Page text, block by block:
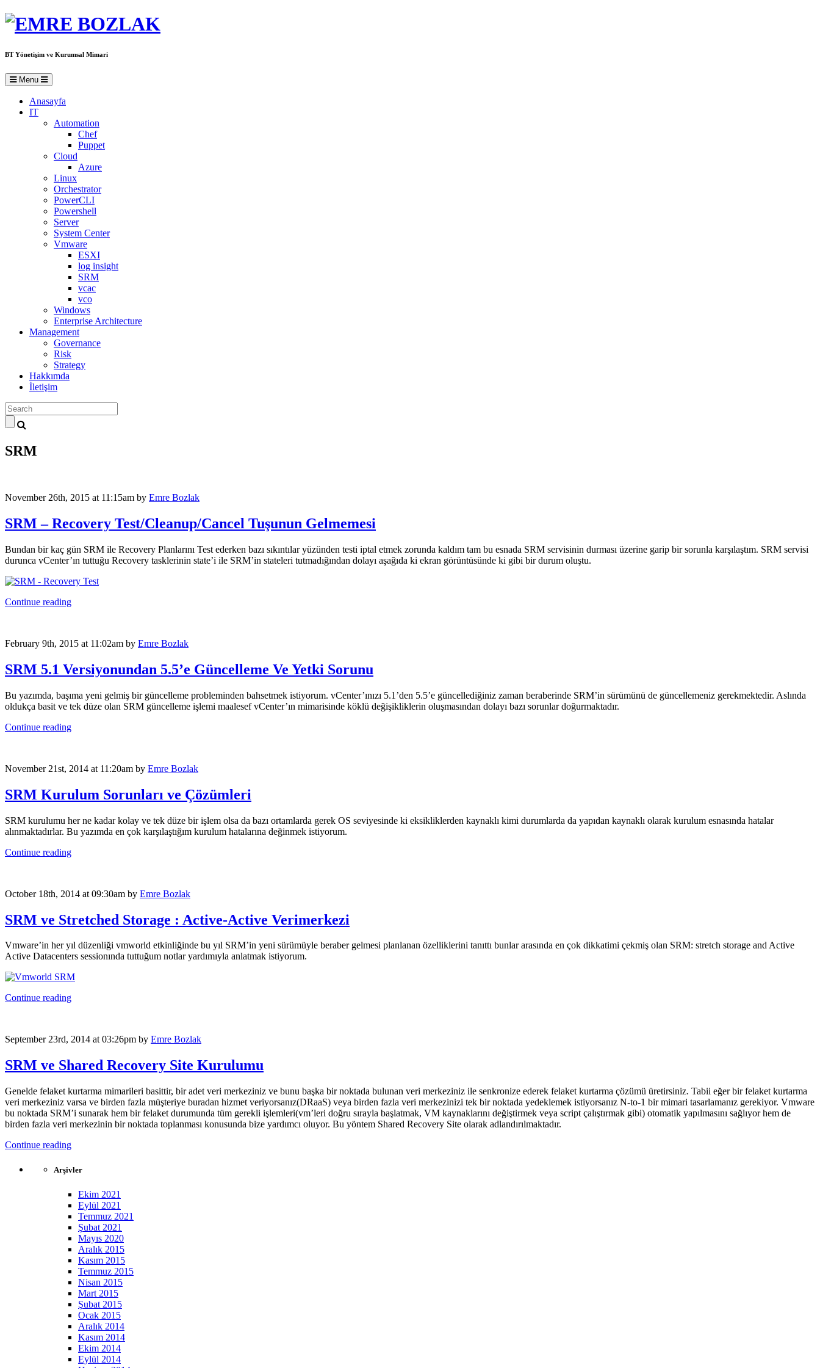
BT Yönetişim ve Kurumsal Mimari
Menu
Anasayfa
IT
Automation
Chef
Puppet
Cloud
Azure
Linux
Orchestrator
PowerCLI
Powershell
Server
System Center
Vmware
ESXI
log insight
SRM
vcac
vco
Windows
Enterprise Architecture
Management
Governance
Risk
Strategy
Hakkımda
İletişim
SRM
November 26th, 2015 at 11:15am by Emre Bozlak
SRM – Recovery Test/Cleanup/Cancel Tuşunun Gelmemesi
Bundan bir kaç gün SRM ile Recovery Planlarını Test ederken bazı sıkıntılar yüzünden testi iptal etmek zorunda kaldım tam bu esnada SRM servisinin durması üzerine garip bir sorunla karşılaştım. SRM servisi
durunca vCenter’ın tuttuğu Recovery tasklerinin state’i ile SRM’in stateleri tutmadığından dolayı aşağıda ki ekran görüntüsünde ki gibi bir durum oluştu.
Continue reading
February 9th, 2015 at 11:02am by Emre Bozlak
SRM 5.1 Versiyonundan 5.5’e Güncelleme Ve Yetki Sorunu
Bu yazımda, başıma yeni gelmiş bir güncelleme probleminden bahsetmek istiyorum. vCenter’ınızı 5.1’den 5.5’e güncellediğiniz zaman beraberinde SRM’in sürümünü de güncellemeniz gerekmektedir. Aslında
oldukça basit ve tek düze olan SRM güncelleme işlemi maalesef vCenter’ın mimarisinde köklü değişikliklerin oluşmasından dolayı bazı sorunlar doğurmaktadır.
Continue reading
November 21st, 2014 at 11:20am by Emre Bozlak
SRM Kurulum Sorunları ve Çözümleri
SRM kurulumu her ne kadar kolay ve tek düze bir işlem olsa da bazı ortamlarda gerek OS seviyesinde ki eksikliklerden kaynaklı kimi durumlarda da yapıdan kaynaklı olarak kurulum esnasında hatalar
alınmaktadırlar. Bu yazımda en çok karşılaştığım kurulum hatalarına değinmek istiyorum.
Continue reading
October 18th, 2014 at 09:30am by Emre Bozlak
SRM ve Stretched Storage : Active-Active Verimerkezi
Vmware’in her yıl düzenliği vmworld etkinliğinde bu yıl SRM’in yeni sürümüyle beraber gelmesi planlanan özelliklerini tanıttı bunlar arasında en çok dikkatimi çekmiş olan SRM: stretch storage and Active
Active Datacenters sessionında tuttuğum notlar yardımıyla anlatmak istiyorum.
Continue reading
September 23rd, 2014 at 03:26pm by Emre Bozlak
SRM ve Shared Recovery Site Kurulumu
Genelde felaket kurtarma mimarileri basittir, bir adet veri merkeziniz ve bunu başka bir noktada bulunan veri merkeziniz ile senkronize ederek felaket kurtarma çözümü üretirsiniz. Tabii eğer bir felaket kurtarma
veri merkeziniz varsa ve birden fazla müşteriye buradan hizmet veriyorsanız(DRaaS) veya birden fazla veri merkezinizi tek bir noktada yedeklemek istiyorsanız N-to-1 bir mimari tasarlamanız gerekiyor. Vmware
bu noktada SRM’i sunarak hem bir felaket durumunda tüm gerekli işlemleri(vm’leri doğru sırayla başlatmak, VM kaynaklarını değiştirmek veya script çalıştırmak gibi) otomatik yapılmasını sağlıyor hem de
birden fazla veri merkezinin bir noktada toplanması konusunda bize yardımcı oluyor. Bu yöntem Shared Recovery Site olarak adlandırılmaktadır.
Continue reading
Arşivler
Ekim 2021
Eylül 2021
Temmuz 2021
Şubat 2021
Mayıs 2020
Aralık 2015
Kasım 2015
Temmuz 2015
Nisan 2015
Mart 2015
Şubat 2015
Ocak 2015
Aralık 2014
Kasım 2014
Ekim 2014
Eylül 2014